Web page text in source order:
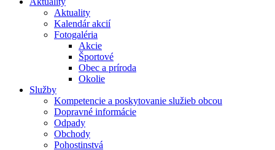
Aktuality
Kalendár akcií
Fotogaléria
Akcie
Športové
Obec a príroda
Okolie
Služby
Kompetencie a poskytovanie služieb obcou
Dopravné informácie
Odpady
Obchody
Pohostinstvá